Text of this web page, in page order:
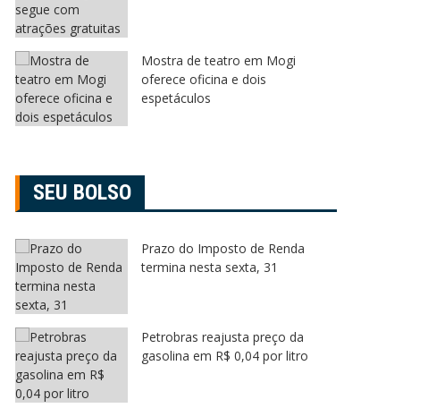
Mostra de teatro em Mogi
oferece oficina e dois
espetáculos
SEU BOLSO
Prazo do Imposto de Renda
termina nesta sexta, 31
Petrobras reajusta preço da
gasolina em R$ 0,04 por litro